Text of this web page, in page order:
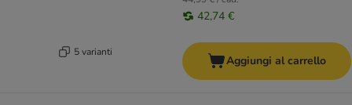
5 varianti
42,74 €
Aggiungi al carrello